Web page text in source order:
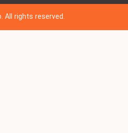
All rights reserved.